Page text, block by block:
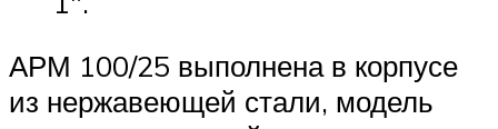
АРМ 100/25 выполнена в корпусе
из нержавеющей стали, модель